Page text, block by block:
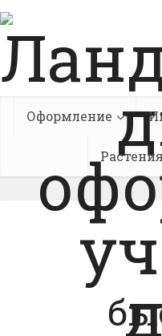
Оформление
Растения